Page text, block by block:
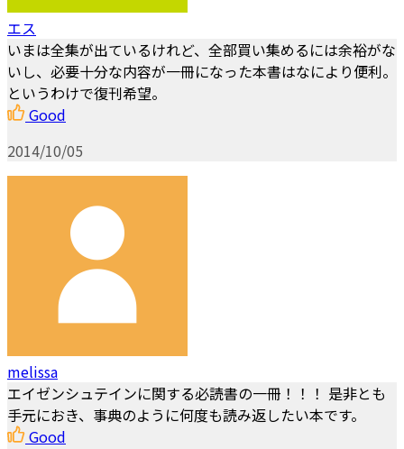
エス
いまは全集が出ているけれど、全部買い集めるには余裕がな
いし、必要十分な内容が一冊になった本書はなにより便利。
というわけで復刊希望。
Good
2014/10/05
melissa
エイゼンシュテインに関する必読書の一冊！！！ 是非とも
手元におき、事典のように何度も読み返したい本です。
Good